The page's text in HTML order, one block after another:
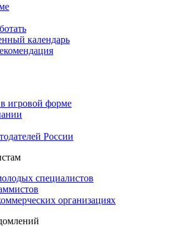
календарь
игровой форме
России
специалистов
организациях